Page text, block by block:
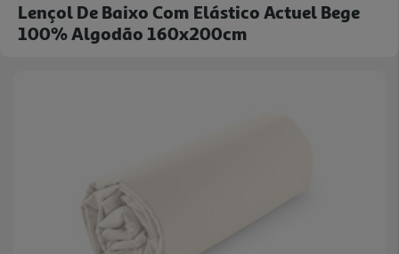
Lençol De Baixo Com Elástico Actuel Bege
100% Algodão 160x200cm